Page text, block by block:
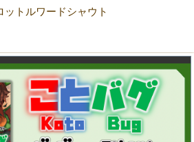
トルワードシャウト